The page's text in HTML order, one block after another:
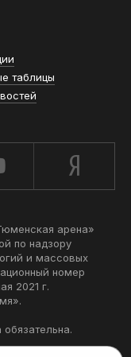
таблицы
арена»
по надзору
и массовых
номер
2021 г.